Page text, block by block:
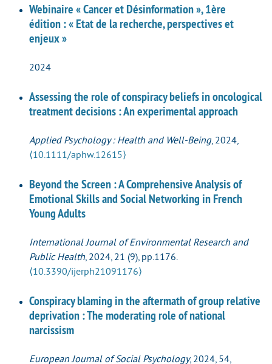
Webinaire « Cancer et Désinformation », 1ère
édition : « Etat de la recherche, perspectives et
enjeux »
2024
Assessing the role of conspiracy beliefs in oncological
treatment decisions : An experimental approach
Applied Psychology : Health and Well-Being, 2024,
⟨10.1111/aphw.12615⟩
Beyond the Screen : A Comprehensive Analysis of
Emotional Skills and Social Networking in French
Young Adults
International Journal of Environmental Research and
Public Health, 2024, 21 (9), pp.1176.
⟨10.3390/ijerph21091176⟩
Conspiracy blaming in the aftermath of group relative
deprivation : The moderating role of national
narcissism
European Journal of Social Psychology, 2024, 54,